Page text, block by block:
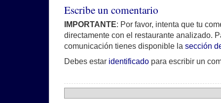
Escribe un comentario
IMPORTANTE: Por favor, intenta que tu
directamente con el restaurante analizado.
comunicación tienes disponible la sección
Debes estar identificado para escribir un